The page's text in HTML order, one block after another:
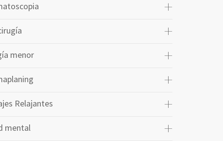
menor
Relajantes
mental